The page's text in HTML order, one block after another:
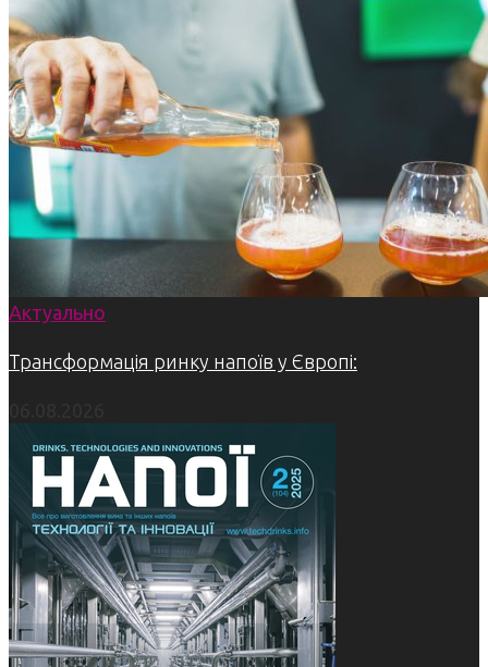
Актуально
Трансформація ринку напоїв у Європі: